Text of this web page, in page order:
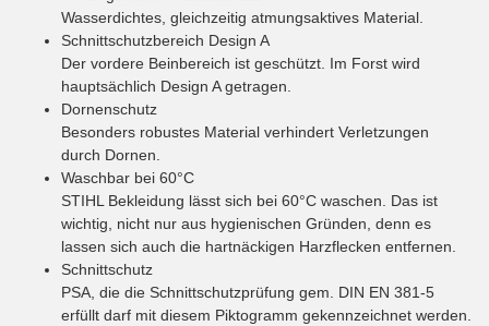
Wasserdichtes, gleichzeitig atmungsaktives Material.
Schnittschutzbereich Design A
Der vordere Beinbereich ist geschützt. Im Forst wird
hauptsächlich Design A getragen.
Dornenschutz
Besonders robustes Material verhindert Verletzungen
durch Dornen.
Waschbar bei 60°C
STIHL Bekleidung lässt sich bei 60°C waschen. Das ist
wichtig, nicht nur aus hygienischen Gründen, denn es
lassen sich auch die hartnäckigen Harzflecken entfernen.
Schnittschutz
PSA, die die Schnittschutzprüfung gem. DIN EN 381-5
erfüllt darf mit diesem Piktogramm gekennzeichnet werden.